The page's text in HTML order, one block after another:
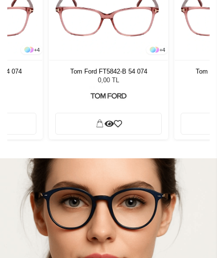
+4
54 074
+4
Tom Ford FT5842-B 54 074
0,00 TL
Tom